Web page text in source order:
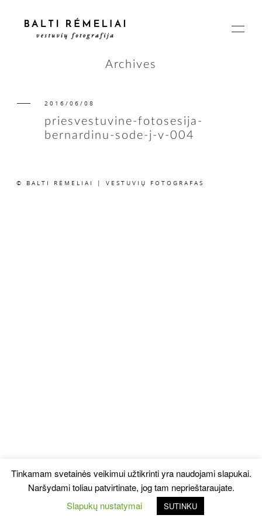
PAGRINDINIS
ISTORIJOS
Archives
2016/06/08
priesvestuvine-fotosesija-
bernardinu-sode-j-v-004
© BALTI RĖMELIAI | VESTUVIŲ FOTOGRAFAS
Tinkamam svetainės veikimui užtikrinti yra naudojami slapukai.
Naršydami toliau patvirtinate, jog tam neprieštaraujate.
Slapukų nustatymai
SUTINKU